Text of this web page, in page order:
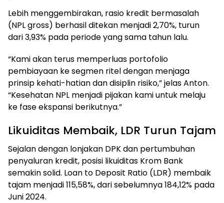
Lebih menggembirakan, rasio kredit bermasalah
(NPL gross) berhasil ditekan menjadi 2,70%, turun
dari 3,93% pada periode yang sama tahun lalu.
“Kami akan terus memperluas portofolio
pembiayaan ke segmen ritel dengan menjaga
prinsip kehati-hatian dan disiplin risiko,” jelas Anton.
“Kesehatan NPL menjadi pijakan kami untuk melaju
ke fase ekspansi berikutnya.”
Likuiditas Membaik, LDR Turun Tajam
Sejalan dengan lonjakan DPK dan pertumbuhan
penyaluran kredit, posisi likuiditas Krom Bank
semakin solid. Loan to Deposit Ratio (LDR) membaik
tajam menjadi 115,58%, dari sebelumnya 184,12% pada
Juni 2024.